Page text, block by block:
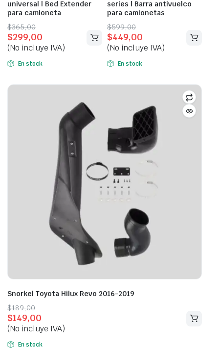
universal | Bed Extender
para camioneta
$365,00
Original
price
was:
$365,00.
$299,00
Current
price
is:
$299,00.
(No incluye IVA)
En stock
series | Barra antivuelco
para camionetas
$599,00
Original
price
was:
$599,00.
$449,00
Current
price
is:
$449,00.
(No incluye IVA)
En stock
Snorkel Toyota Hilux Revo 2016-2019
$189,00
Original
price
was:
$189,00.
$149,00
Current
price
is:
$149,00.
(No incluye IVA)
En stock